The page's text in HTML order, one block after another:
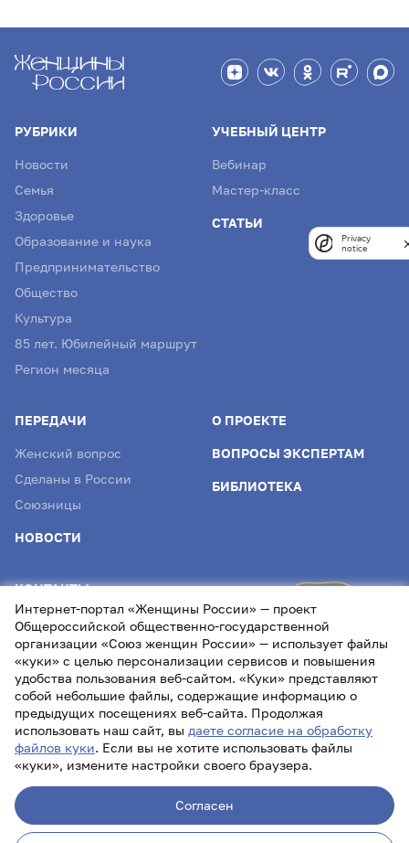
РУБРИКИ
Новости
Семья
Здоровье
Образование и наука
Предпринимательство
Общество
Культура
85 лет. Юбилейный маршрут
Регион месяца
УЧЕБНЫЙ ЦЕНТР
Вебинар
Мастер-класс
СТАТЬИ
ПЕРЕДАЧИ
Женский вопрос
Сделаны в России
Союзницы
НОВОСТИ
О ПРОЕКТЕ
ВОПРОСЫ ЭКСПЕРТАМ
БИБЛИОТЕКА
КОНТАКТЫ
info@womenofrussia.online
Лицензия СМИ Эл № ФС77- 87232 от 22.04.2024
Политика обработки персональных данных
ПроектСоюза женщин России
Интернет-портал «Женщины России» — проект
Общероссийской общественно-государственной
организации «Союз женщин России» — использует файлы
«куки» с целью персонализации сервисов и повышения
удобства пользования веб-сайтом. «Куки» представляют
собой небольшие файлы, содержащие информацию о
предыдущих посещениях веб-сайта. Продолжая
использовать наш сайт, вы даете согласие на обработку
файлов куки. Если вы не хотите использовать файлы
«куки», измените настройки своего браузера.
Согласен
Privacy
notice